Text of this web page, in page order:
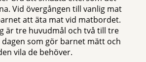
Vid övergången till vanlig mat
att äta mat vid matbordet.
är tre huvudmål och två till tre
som gör barnet mätt och
vila de behöver.